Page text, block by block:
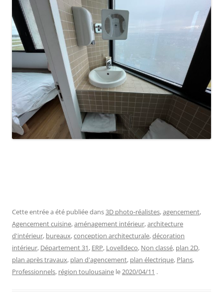
Cette entrée a été publiée dans3D photo-réalistes,agencement,
Agencement cuisine,aménagement intérieur,architecture
d'intérieur, bureaux,conception architecturale,décoration
intérieur, Département 31, ERP, Lovelldeco, Non classé, plan 2D,
plan après travaux, plan d'agencement, plan électrique, Plans,
Professionnels, région toulousaine le2020/04/11 .